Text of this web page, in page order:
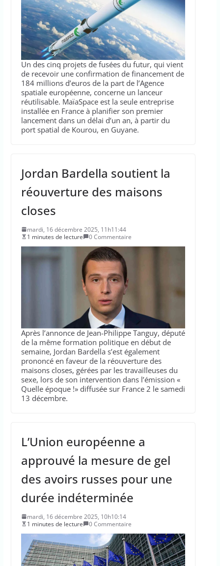
Un des cinq projets de fusées du futur, qui vient
de recevoir une confirmation de financement de
184 millions d’euros de la part de l’Agence
spatiale européenne, concerne un lanceur
réutilisable. MaïaSpace est la seule entreprise
installée en France à planifier son premier
lancement dans un délai d’un an, à partir du
port spatial de Kourou, en Guyane.
Jordan Bardella soutient la
réouverture des maisons
closes
mardi, 16 décembre 2025, 11h11:44
1 minutes de lecture
0 Commentaire
Après l’annonce de Jean-Philippe Tanguy, député
de la même formation politique en début de
semaine, Jordan Bardella s’est également
prononcé en faveur de la réouverture des
maisons closes, gérées par les travailleuses du
sexe, lors de son intervention dans l’émission «
Quelle époque !» diffusée sur France 2 le samedi
13 décembre.
L’Union européenne a
approuvé la mesure de gel
des avoirs russes pour une
durée indéterminée
mardi, 16 décembre 2025, 10h10:14
1 minutes de lecture
0 Commentaire